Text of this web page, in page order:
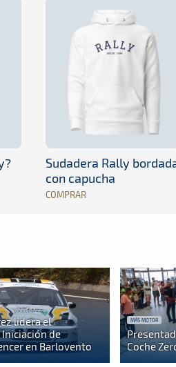
Sudadera Rally
con capucha
COMPRAR
lidera el
de
en Barlovento
MÁS MOTOR
Coche